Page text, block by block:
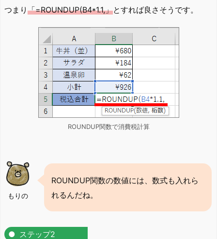
つまり 「=ROUNDUP(B4*1.1,」とすれば良さそうです。
ROUNDUP関数で消費税計算
もりの
ROUNDUP関数の数値には、数式も入れら
れるんだね。
ステップ2